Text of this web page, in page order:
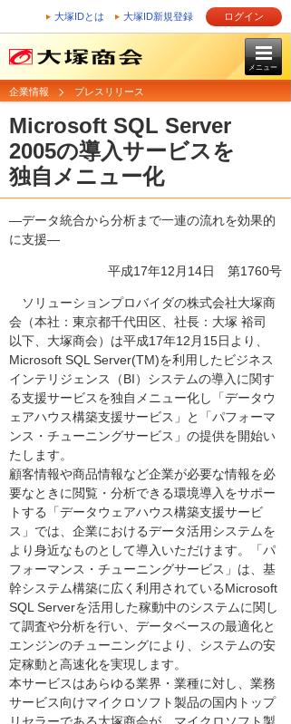
大塚IDとは 大塚ID新規登録 ログイン
メニュー
企業情報 プレスリリース
Microsoft SQL Server
2005の導入サービスを
独自メニュー化
―データ統合から分析まで一連の流れを効果的
に支援―
平成17年12月14日 第1760号
ソリューションプロバイダの株式会社大塚商
会（本社：東京都千代田区、社長：大塚 裕司
以下、大塚商会）は平成17年12月15日より、
Microsoft SQL Server(TM)を利用したビジネス
インテリジェンス（BI）システムの導入に関す
る支援サービスを独自メニュー化し「データウ
ェアハウス構築支援サービス」と「パフォーマ
ンス・チューニングサービス」の提供を開始い
たします。
顧客情報や商品情報など企業が必要な情報を必
要なときに閲覧・分析できる環境導入をサポー
トする「データウェアハウス構築支援サービ
ス」では、企業におけるデータ活用システムを
より身近なものとして導入いただけます。「パ
フォーマンス・チューニングサービス」は、基
幹システム構築に広く利用されているMicrosoft
SQL Serverを活用した稼動中のシステムに関し
て調査や分析を行い、データベースの最適化と
エンジンのチューニングにより、システムの安
定稼動と高速化を実現します。
本サービスはあらゆる業界・業種に対し、業務
サービス向けマイクロソフト製品の国内トップ